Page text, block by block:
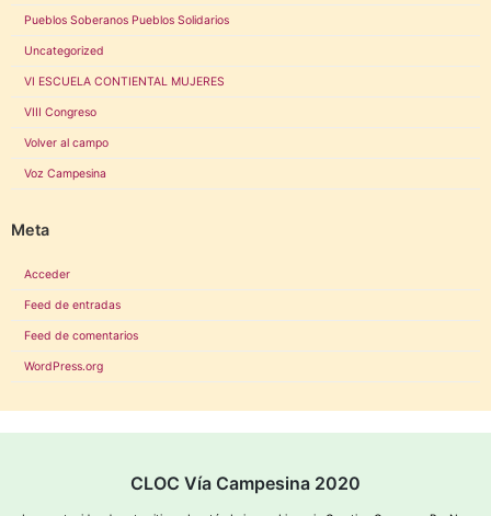
Pueblos Soberanos Pueblos Solidarios
Uncategorized
VI ESCUELA CONTIENTAL MUJERES
VIII Congreso
Volver al campo
Voz Campesina
Meta
Acceder
Feed de entradas
Feed de comentarios
WordPress.org
CLOC Vía Campesina 2020